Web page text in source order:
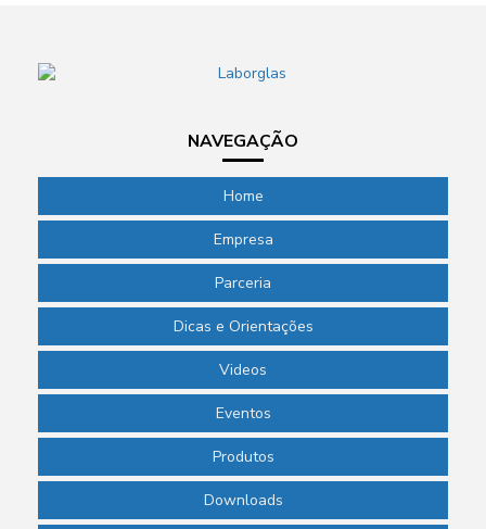
NAVEGAÇÃO
Home
Empresa
Parceria
Dicas e Orientações
Videos
Eventos
Produtos
Downloads